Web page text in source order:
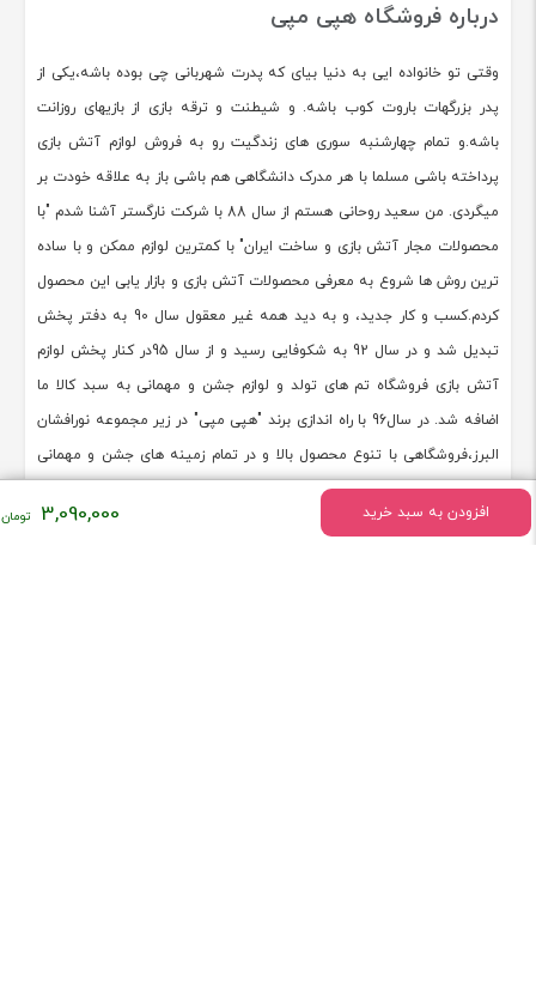
افزودن به سبد خرید 3,090,000
درباره فروشگاه هپی مپی
وقتی تو خانواده ایی به دنیا بیای که پدرت شهربانی چی بوده باشه،یکی از
پدر بزرگهات باروت کوب باشه. و شیطنت و ترقه بازی از بازیهای روزانت
باشه.و تمام چهارشنبه سوری های زندگیت رو به فروش لوازم آتش بازی
پرداخته باشی مسلما با هر مدرک دانشگاهی هم باشی باز به علاقه خودت بر
میگردی. من سعید روحانی هستم از سال 88 با شرکت نارگستر آشنا شدم "با
محصولات مجار آتش بازی و ساخت ایران" با کمترین لوازم ممکن و با ساده
ترین روش ها شروع به معرفی محصولات آتش بازی و بازار یابی این محصول
کردم.کسب و کار جدید، و به دید همه غیر معقول سال 90 به دفتر پخش
تبدیل شد و در سال 92 به شکوفایی رسید و از سال 95در کنار پخش لوازم
آتش بازی فروشگاه تم های تولد و لوازم جشن و مهمانی به سبد کالا ما
اضافه شد. در سال96 با راه اندازی برند "هپی مپی" در زیر مجموعه نورافشان
البرز،فروشگاهی با تنوع محصول بالا و در تمام زمینه های جشن و مهمانی
،عروسک،اسباب بازی،لوازم جانبی تم تولد در کنار پخش گسترده لوازم آتش
بازی ایجاد و در حال خدمت به هموطنان عزیز می باشد. تلفن همراه مستقیم